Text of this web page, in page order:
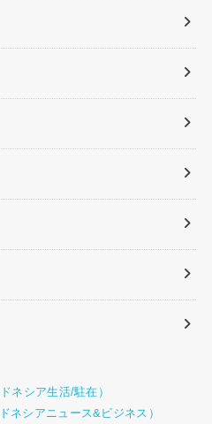
ネシア生活/駐在）
ネシアニュース&ビジネス）